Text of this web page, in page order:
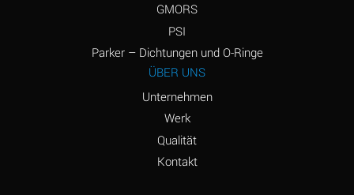
Amyl Napthalene
Aniline
D
Aniline Hydrochloride
GMORS
PSI
Parker – Dichtungen und O-Ringe
ÜBER UNS
Unternehmen
Werk
Qualität
Kontakt